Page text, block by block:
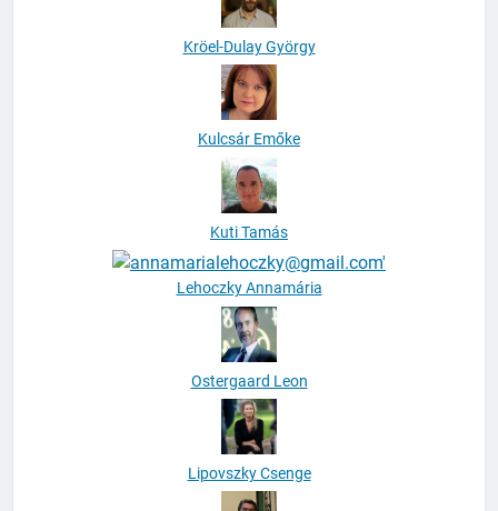
Kröel-Dulay György
Kulcsár Emőke
Kuti Tamás
Lehoczky Annamária
Ostergaard Leon
Lipovszky Csenge